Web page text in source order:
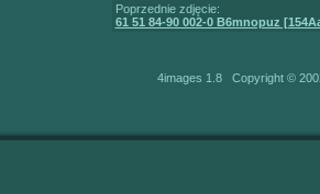
Poprzednie zdjęcie:
61 51 84-90 002-0 B6mnopuz
4images 1.8 Copyright ©